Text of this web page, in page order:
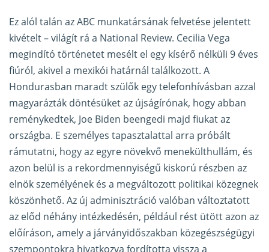
Ez alól talán az ABC munkatársának felvetése jelentett
kivételt –világít rá a National Review. Cecilia Vega
megindító történetet mesélt el egy kísérő nélküli 9 éves
fiúról, akivel a mexikói határnál találkozott. A
Hondurasban maradt szülők egy telefonhívásban azzal
magyarázták döntésüket az újságírónak, hogy abban
reménykedtek, Joe Biden beengedi majd fiukat az
országba. E személyes tapasztalattal arra próbált
rámutatni, hogy az egyre növekvő menekülthullám, és
azon belül is a rekordmennyiségű kiskorú részben az
elnök személyének és a megváltozott politikai közegnek
köszönhető. Az új adminisztráció valóban változtatott
az előd néhány intézkedésén, például rést ütött azon az
előíráson, amely a járványidőszakban közegészségügyi
szempontokra hivatkozva fordította vissza a